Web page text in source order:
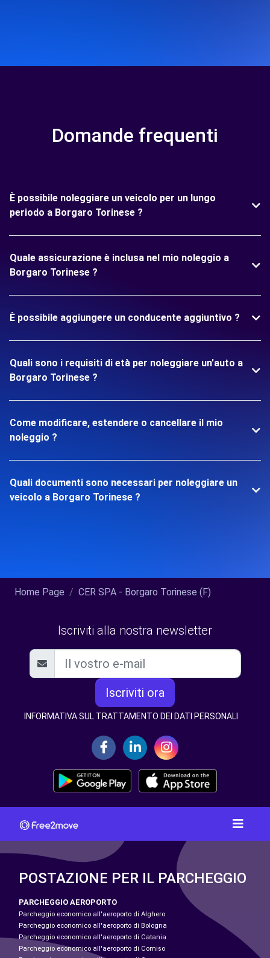
Domande frequenti
È possibile noleggiare un veicolo per un lungo
periodo a Borgaro Torinese ?
Quale assicurazione è inclusa nel mio noleggio a
Borgaro Torinese ?
È possibile aggiungere un conducente aggiuntivo ?
Quali sono i requisiti di età per noleggiare un'auto a
Borgaro Torinese ?
Come modificare, estendere o cancellare il mio
noleggio ?
Quali documenti sono necessari per noleggiare un
veicolo a Borgaro Torinese ?
Home Page CER SPA - Borgaro Torinese (F)
Iscriviti alla nostra newsletter
Iscriviti ora
INFORMATIVA SUL TRATTAMENTO DEI DATI PERSONALI
POSTAZIONE PER IL PARCHEGGIO
PARCHEGGIO AEROPORTO
Parcheggio economico all'aeroporto di Alghero
Parcheggio economico all'aeroporto di Bologna
Parcheggio economico all'aeroporto di Catania
Parcheggio economico all'aeroporto di Comiso